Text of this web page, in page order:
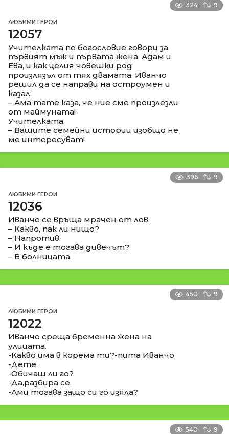
324 9
ЛЮБИМИ ГЕРОИ
12057
Учителката по богословие говори за
първият мъж и първата жена, Адам и
Ева, и как целия човешки род
произлязъл от тях двамата. Иванчо
решил да се направи на остроумен и
казал:
– Ама тате каза, че ние сме произлезли
от маймуната!
Учителката:
– Вашите семейни истории изобщо не
ме интересуват!
396 9
ЛЮБИМИ ГЕРОИ
12036
Иванчо се връща мрачен от лов.
– Какво, пак ли нищо?
– Напротив.
– И къде е тогава дивечът?
– В болницата.
450 9
ЛЮБИМИ ГЕРОИ
12022
Иванчо среща бременна жена на
улицата.
-Какво има в корема ти?-пита Иванчо.
-Дете.
-Обичаш ли го?
-Да,разбира се.
-Ами тогава защо си го изяла?
540 9